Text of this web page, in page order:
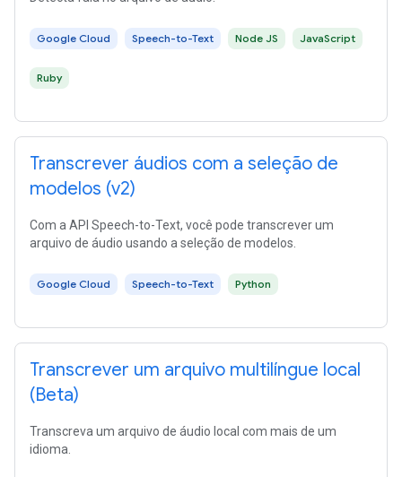
Google Cloud Speech-to-Text Node JS JavaScript
Ruby
Transcrever áudios com a seleção de
modelos (v2)
Com a API Speech-to-Text, você pode transcrever um
arquivo de áudio usando a seleção de modelos.
Google Cloud Speech-to-Text Python
Transcrever um arquivo multilíngue local
(Beta)
Transcreva um arquivo de áudio local com mais de um
idioma.